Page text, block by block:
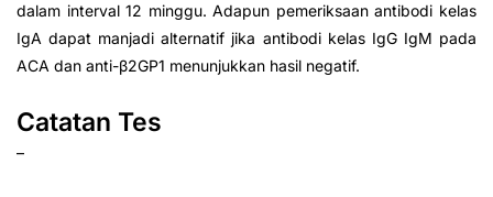
dalam interval 12 minggu. Adapun pemeriksaan antibodi kelas
IgA dapat manjadi alternatif jika antibodi kelas IgG IgM pada
ACA dan anti-β2GP1 menunjukkan hasil negatif.
Catatan Tes
–